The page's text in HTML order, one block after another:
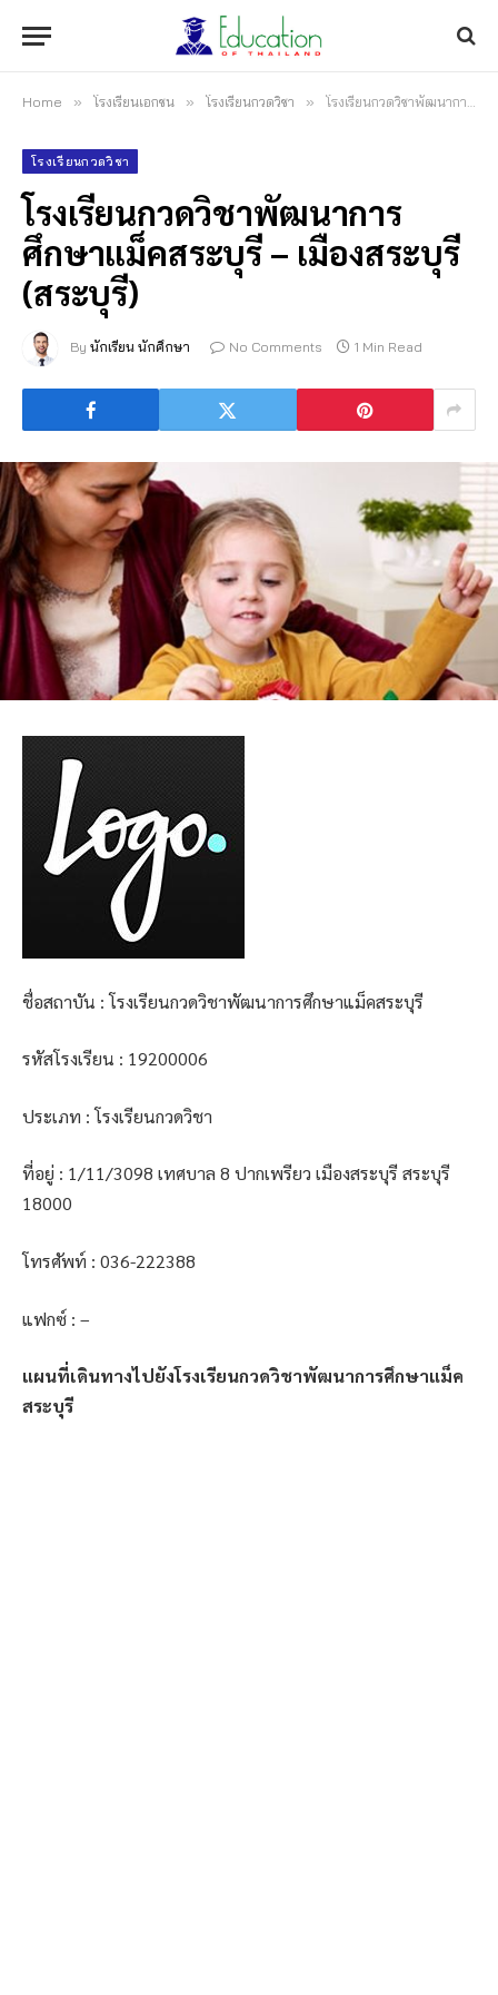
Home » โรงเรียนเอกชน » โรงเรียนกวดวิชา » โรงเรียนกวดวิชาพัฒนาการศึกษาแม็คสระบุรี – เมืองสระบุรี (สระบุรี)
โรงเรียนกวดวิชา
โรงเรียนกวดวิชาพัฒนาการ
ศึกษาแม็คสระบุรี – เมืองสระบุรี
(สระบุรี)
By นักเรียน นักศึกษา No Comments 1 Min Read
ชื่อสถาบัน : โรงเรียนกวดวิชาพัฒนาการศึกษาแม็คสระบุรี
รหัสโรงเรียน : 19200006
ประเภท : โรงเรียนกวดวิชา
ที่อยู่ : 1/11/3098 เทศบาล 8 ปากเพรียว เมืองสระบุรี สระบุรี
18000
โทรศัพท์ : 036-222388
แฟกซ์ : –
แผนที่เดินทางไปยังโรงเรียนกวดวิชาพัฒนาการศึกษาแม็ค
สระบุรี